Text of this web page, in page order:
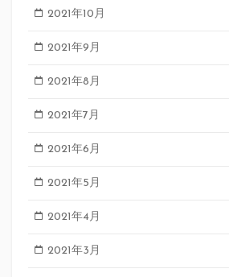
2021年10月
2021年9月
2021年8月
2021年7月
2021年6月
2021年5月
2021年4月
2021年3月